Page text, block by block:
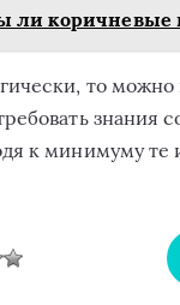
ли коричневые
то
к минимуму